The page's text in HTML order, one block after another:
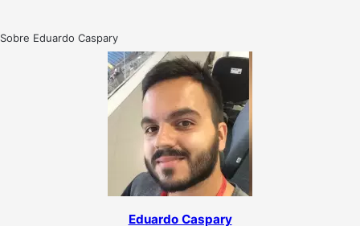
Sobre Eduardo Caspary
Eduardo Caspary